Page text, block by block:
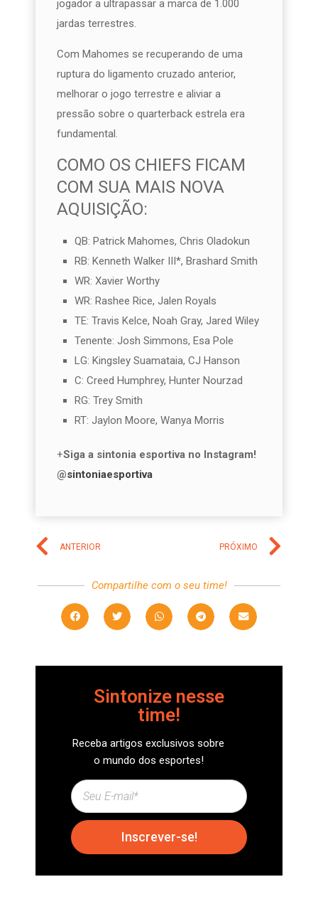
jogador a ultrapassar a marca de 1.000
jardas terrestres.
Com Mahomes se recuperando de uma
ruptura do ligamento cruzado anterior,
melhorar o jogo terrestre e aliviar a
pressão sobre o quarterback estrela era
fundamental.
COMO OS CHIEFS FICAM
COM SUA MAIS NOVA
AQUISIÇÃO:
QB: Patrick Mahomes, Chris Oladokun
RB: Kenneth Walker III*, Brashard Smith
WR: Xavier Worthy
WR: Rashee Rice, Jalen Royals
TE: Travis Kelce, Noah Gray, Jared Wiley
Tenente: Josh Simmons, Esa Pole
LG: Kingsley Suamataia, CJ Hanson
C: Creed Humphrey, Hunter Nourzad
RG: Trey Smith
RT: Jaylon Moore, Wanya Morris
+Siga a sintonia esportiva no Instagram!
@sintoniaesportiva
ANTERIOR PRÓXIMO
Compartilhe com o seu time!
Sintonize nesse
time!
Receba artigos exclusivos sobre
o mundo dos esportes!
Inscrever-se!